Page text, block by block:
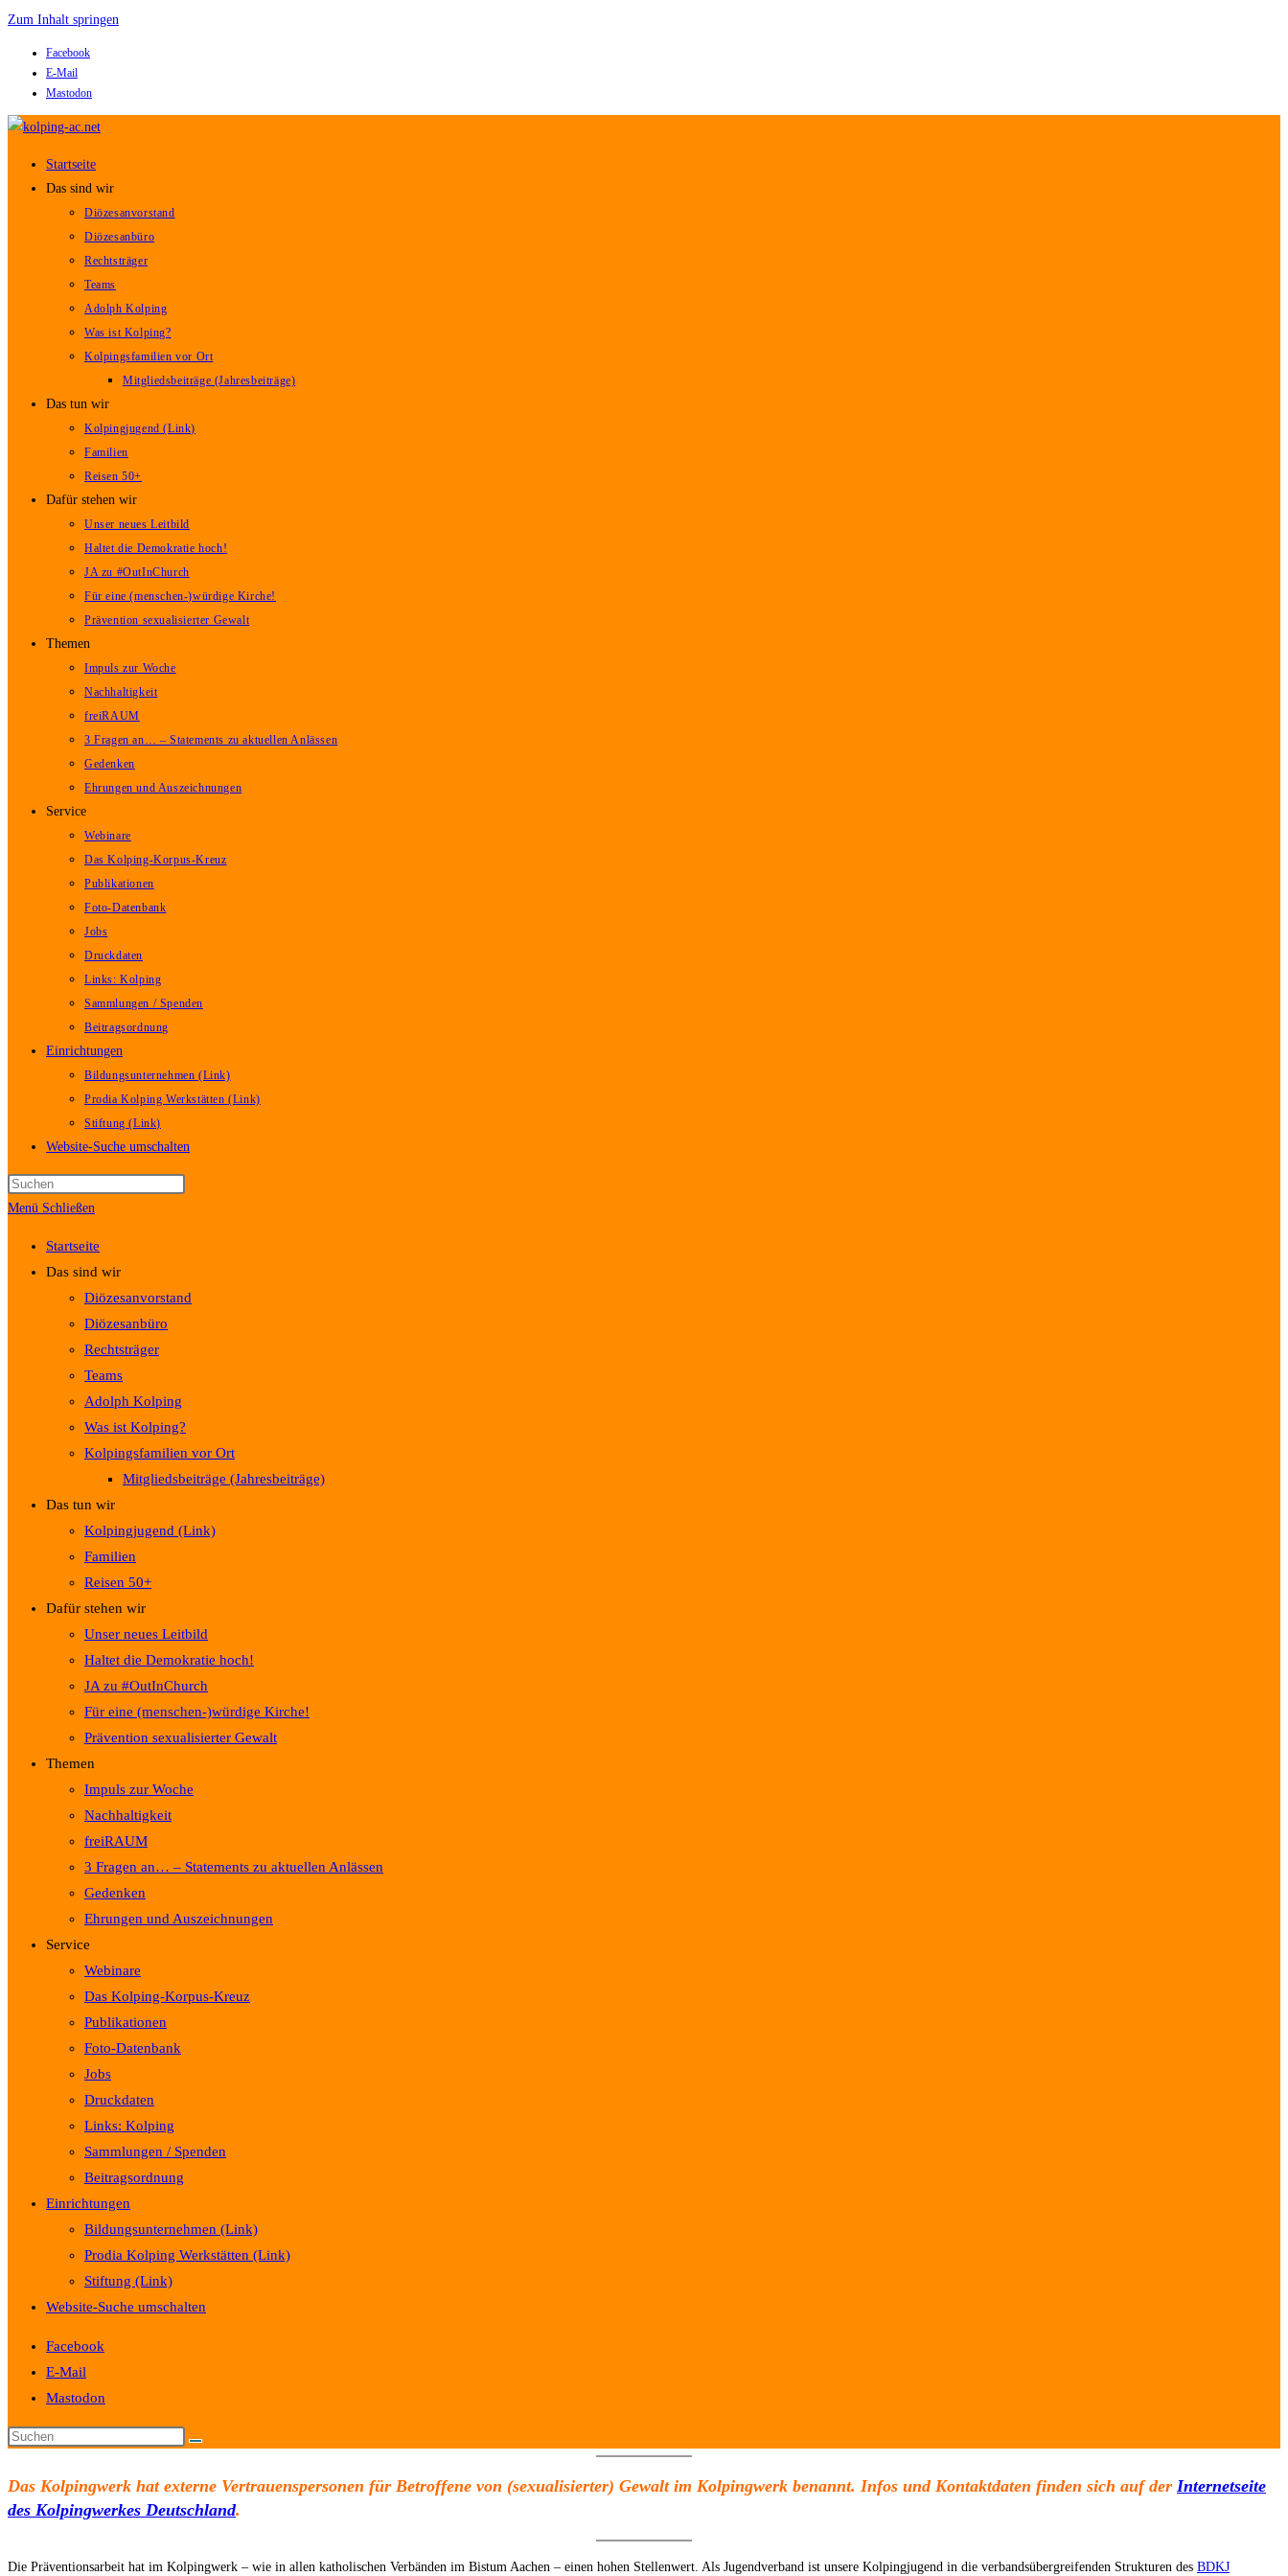
Zum Inhalt springen
Facebook
E-Mail
Mastodon
Startseite
Das sind wir
Diözesanvorstand
Diözesanbüro
Rechtsträger
Teams
Adolph Kolping
Was ist Kolping?
Kolpingsfamilien vor Ort
Mitgliedsbeiträge (Jahresbeiträge)
Das tun wir
Kolpingjugend (Link)
Familien
Reisen 50+
Dafür stehen wir
Unser neues Leitbild
Haltet die Demokratie hoch!
JA zu #OutInChurch
Für eine (menschen-)würdige Kirche!
Prävention sexualisierter Gewalt
Themen
Impuls zur Woche
Nachhaltigkeit
freiRAUM
3 Fragen an… – Statements zu aktuellen Anlässen
Gedenken
Ehrungen und Auszeichnungen
Service
Webinare
Das Kolping-Korpus-Kreuz
Publikationen
Foto-Datenbank
Jobs
Druckdaten
Links: Kolping
Sammlungen / Spenden
Beitragsordnung
Einrichtungen
Bildungsunternehmen (Link)
Prodia Kolping Werkstätten (Link)
Stiftung (Link)
Website-Suche umschalten
Menü Schließen
Startseite
Das sind wir
Diözesanvorstand
Diözesanbüro
Rechtsträger
Teams
Adolph Kolping
Was ist Kolping?
Kolpingsfamilien vor Ort
Mitgliedsbeiträge (Jahresbeiträge)
Das tun wir
Kolpingjugend (Link)
Familien
Reisen 50+
Dafür stehen wir
Unser neues Leitbild
Haltet die Demokratie hoch!
JA zu #OutInChurch
Für eine (menschen-)würdige Kirche!
Prävention sexualisierter Gewalt
Themen
Impuls zur Woche
Nachhaltigkeit
freiRAUM
3 Fragen an… – Statements zu aktuellen Anlässen
Gedenken
Ehrungen und Auszeichnungen
Service
Webinare
Das Kolping-Korpus-Kreuz
Publikationen
Foto-Datenbank
Jobs
Druckdaten
Links: Kolping
Sammlungen / Spenden
Beitragsordnung
Einrichtungen
Bildungsunternehmen (Link)
Prodia Kolping Werkstätten (Link)
Stiftung (Link)
Website-Suche umschalten
Facebook
E-Mail
Mastodon
Das Kolpingwerk hat externe Vertrauenspersonen für Betroffene von (sexualisierter) Gewalt im Kolpingwerk benannt. Infos und Kontaktdaten finden sich auf der Internetseite
des Kolpingwerkes Deutschland.
Die Präventionsarbeit hat im Kolpingwerk – wie in allen katholischen Verbänden im Bistum Aachen – einen hohen Stellenwert. Als Jugendverband ist unsere Kolpingjugend in die verbandsübergreifenden Strukturen des BDKJ